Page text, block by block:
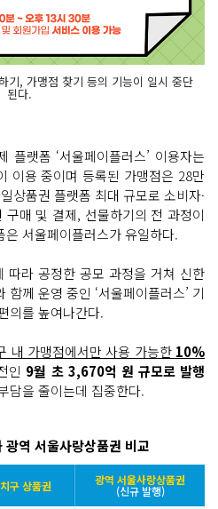
기, 가맹점 찾기 등의 기능이 일시 중단
된다.
플랫폼 ‘서울페이플러스’ 이용자는
이용 중이며 등록된 가맹점은 28만
상품권 플랫폼 최대 규모로 소비자·
매 및 결제, 선물하기의 전 과정이
은 서울페이플러스가 유일하다.
따라 공정한 공모 과정을 거쳐 신한
께 운영 중인 ‘서울페이플러스’ 기
의를 높여나간다.
내 가맹점에서만 사용 가능한 10%
인 9월 초 3,670억 원 규모로 발행
담을 줄이는데 집중한다.
역 서울사랑상품권 비교
구 상품권 광역 서울사랑상품권
(신규 발행)